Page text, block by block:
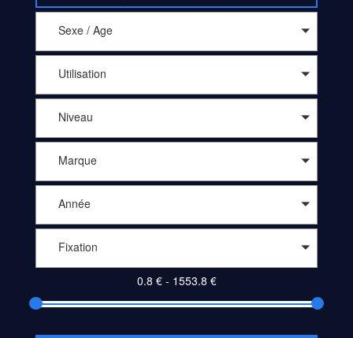
Sexe / Age
Utilisation
Niveau
Marque
Année
Fixation